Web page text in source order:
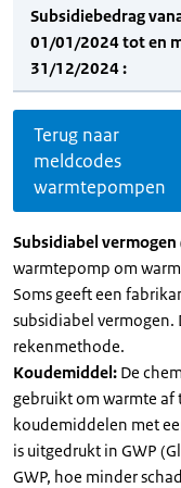
Subsidiebedrag
01/01/2024 tot en
31/12/2024 :
Terug naar
meldcodes
warmtepompen
Subsidiabel vermogen
warmtepomp om
Soms geeft een
subsidiabel vermogen.
rekenmethode.
Koudemiddel: De
gebruikt om warmte af
koudemiddelen met
is uitgedrukt in GWP
GWP, hoe minder